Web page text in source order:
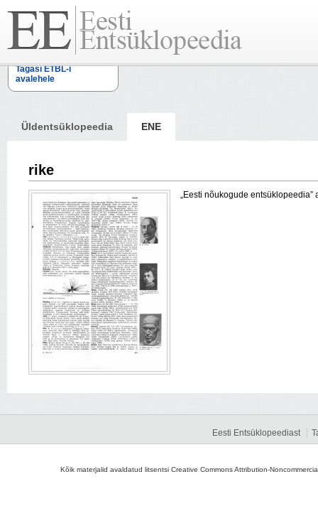
Tagasi ETBL-i
avalehele
Üldentsüklopeedia ENE
rike
„Eesti nõukogude
Eesti Entsüklopeediast
Kõik materjalid avaldatud litsentsi Creative Commons Attribution-